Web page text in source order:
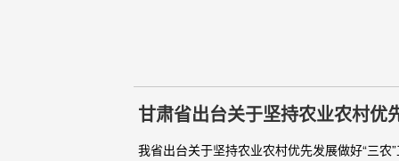
甘肃省出台关于坚持农业农村优
我省出台关于坚持农业农村优先发展做好“三